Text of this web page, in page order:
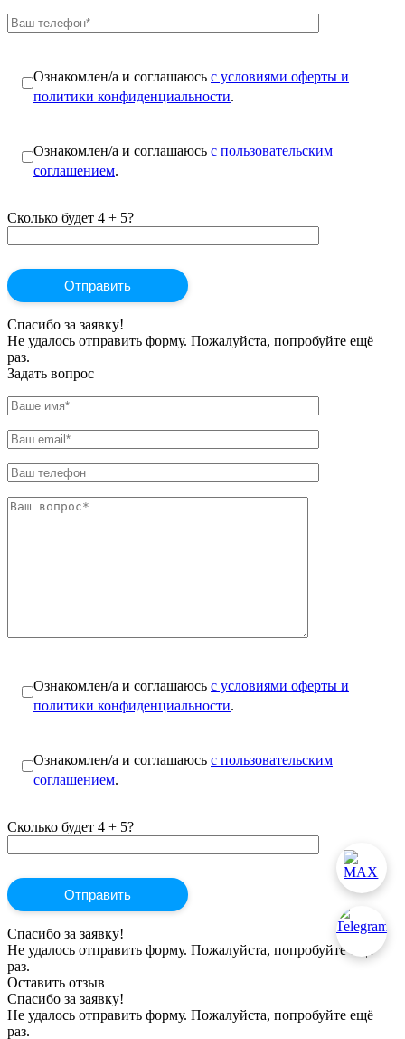
Ознакомлен/а и соглашаюсь с условиями оферты и
политики конфиденциальности.
Ознакомлен/а и соглашаюсь с пользовательским
соглашением.
Сколько будет 4 + 5?
Спасибо за заявку!
Не удалось отправить форму. Пожалуйста, попробуйте ещё
раз.
Задать вопрос
Ознакомлен/а и соглашаюсь с условиями оферты и
политики конфиденциальности.
Ознакомлен/а и соглашаюсь с пользовательским
соглашением.
Сколько будет 4 + 5?
Спасибо за заявку!
Не удалось отправить форму. Пожалуйста, попробуйте ещё
раз.
Оставить отзыв
Спасибо за заявку!
Не удалось отправить форму. Пожалуйста, попробуйте ещё
раз.